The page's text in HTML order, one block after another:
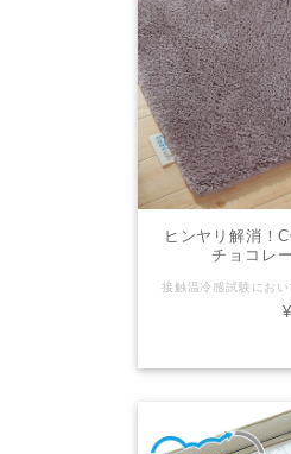
ヒンヤリ解消！
チョコレ